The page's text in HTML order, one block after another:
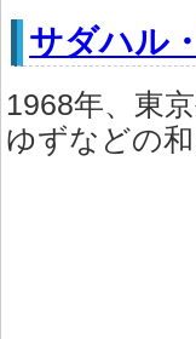
サダハル
1968年、東
ゆずなどの